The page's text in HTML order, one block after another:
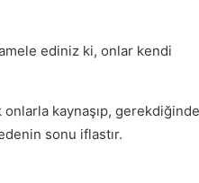
ediniz ki, onlar kendi
onlarla kaynaşıp, gerekdiğinde
sonu iflastır.